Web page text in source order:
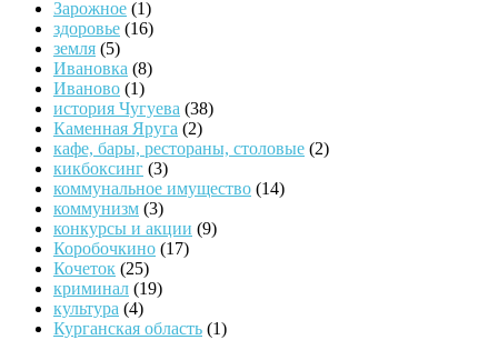
Зарожное (1)
здоровье (16)
земля (5)
Ивановка (8)
Иваново (1)
история Чугуева (38)
Каменная Яруга (2)
кафе, бары, рестораны, столовые (2)
кикбоксинг (3)
коммунальное имущество (14)
коммунизм (3)
конкурсы и акции (9)
Коробочкино (17)
Кочеток (25)
криминал (19)
культура (4)
Курганская область (1)